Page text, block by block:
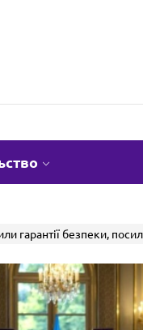
гарантії безпеки,